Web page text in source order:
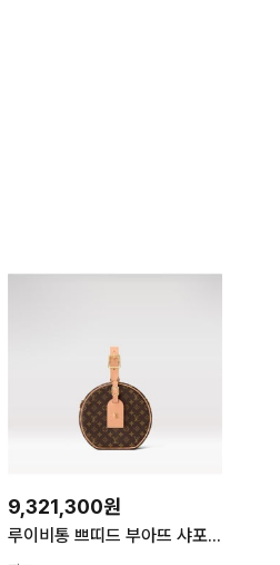
9,321,300원
루이비통 쁘띠드 부아뜨 샤포 모노그램 캔버스 크로스백 M43514 쁘띠뜨 숄더백 78746405